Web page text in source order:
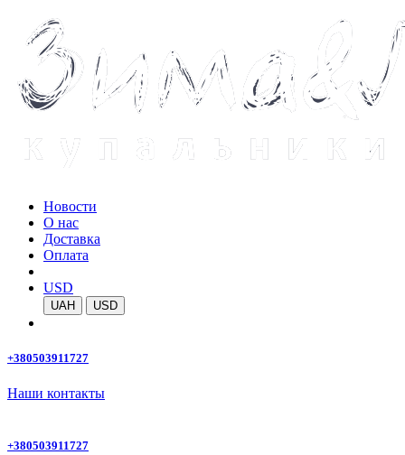
Новости
О нас
Доставка
Оплата
USD
UAH USD
+380503911727
Наши контакты
+380503911727